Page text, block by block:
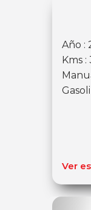
Año :
Kms
Ver